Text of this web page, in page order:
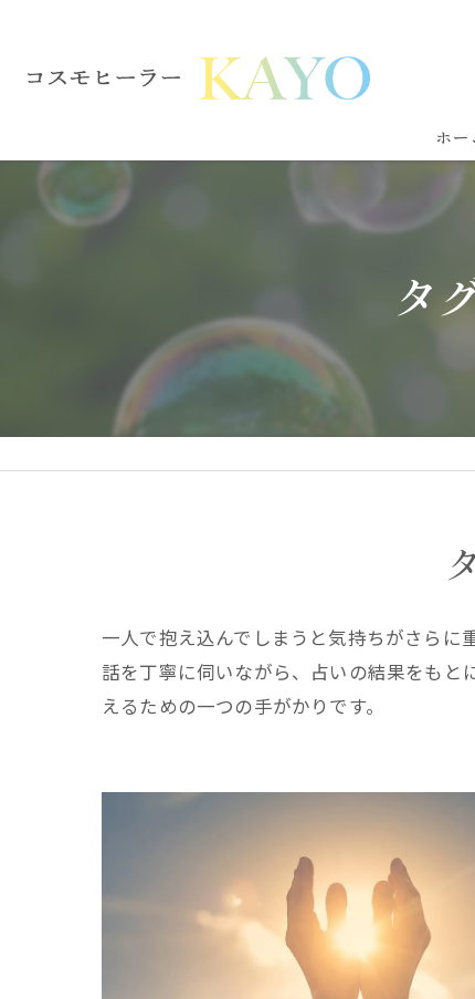
ホー
タ
一人で抱え込んでしまうと気持ちがさら
話を丁寧に伺いながら、占いの結果をも
えるための一つの手がかりです。